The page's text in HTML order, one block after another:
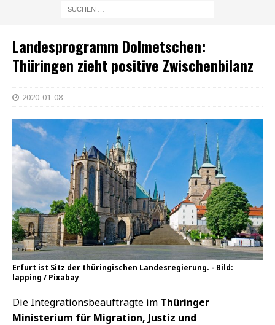
Landesprogramm Dolmetschen:
Thüringen zieht positive Zwischenbilanz
2020-01-08
Erfurt ist Sitz der thüringischen Landesregierung. - Bild:
lapping / Pixabay
Die Integrationsbeauftragte im Thüringer
Ministerium für Migration, Justiz und